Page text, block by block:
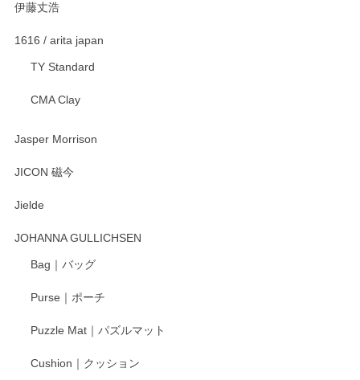
伊藤丈浩
1616 / arita japan
TY Standard
CMA Clay
Jasper Morrison
JICON 磁今
Jielde
JOHANNA GULLICHSEN
Bag｜バッグ
Purse｜ポーチ
Puzzle Mat｜パズルマット
Cushion｜クッション